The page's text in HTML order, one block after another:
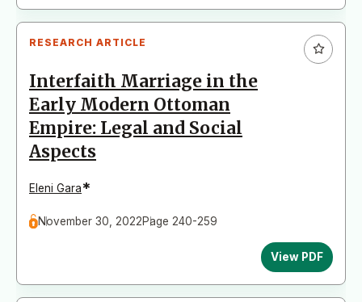
RESEARCH ARTICLE
Interfaith Marriage in the
Early Modern Ottoman
Empire: Legal and Social
Aspects
Eleni Gara*
November 30, 2022Page 240-259
View PDF